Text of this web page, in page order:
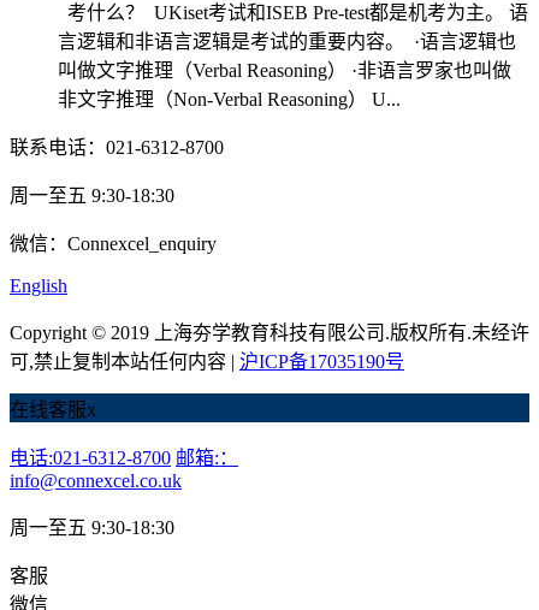
考什么？ UKiset考试和ISEB Pre-test都是机考为主。 语
言逻辑和非语言逻辑是考试的重要内容。 ·语言逻辑也
叫做文字推理（Verbal Reasoning） ·非语言罗家也叫做
非文字推理（Non-Verbal Reasoning） U...
联系电话：021-6312-8700
周一至五 9:30-18:30
微信：Connexcel_enquiry
English
Copyright © 2019 上海夯学教育科技有限公司.版权所有.未经许
可,禁止复制本站任何内容 | 沪ICP备17035190号
在线客服x
电话:021-6312-8700 邮箱:：
info@connexcel.co.uk
周一至五 9:30-18:30
客服
微信